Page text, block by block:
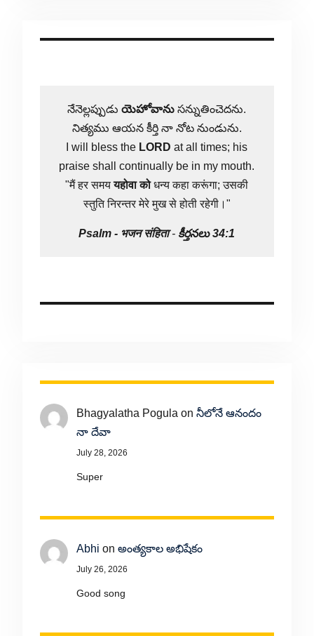
నేనెల్లప్పుడుయెహోవాను సన్నుతించెదను.
నిత్యము ఆయన కీర్తి నా నోట నుండును.
I will bless the LORD at all times; his
praise shall continually be in my mouth.
"मैं हर समययहोवा कोधन्य कहा करूंगा; उसकी
स्तुति निरन्तर मेरे मुख से होती रहेगी।"
Psalm - भजन संहिता- కీర్తనలు 34:1
Bhagyalatha Pogula on నీలోనే ఆనందం
నా దేవా
July 28, 2026
Super
Abhi on అంత్యకాల అభిషేకం
July 26, 2026
Good song